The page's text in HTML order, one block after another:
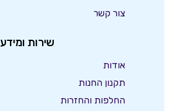
צור קשר
שירות ומידע
אודות
תקנון החנות
החלפות והחזרות